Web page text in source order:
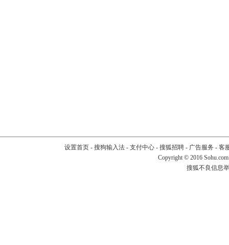
设置首页- 搜狗输入法- 支付中心- 搜狐招聘- 广告服务 - 客
Copyright © 2016
搜狐不良信息